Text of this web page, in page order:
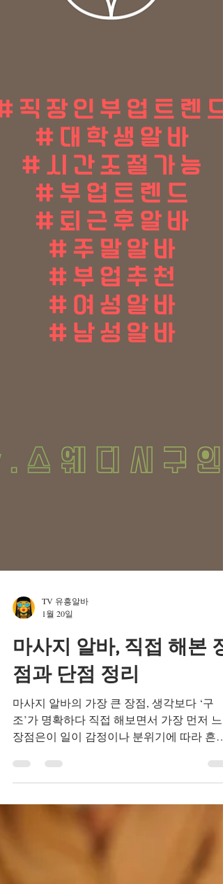
리가 진행되는 시간에 수입이 집중되는 구조
을 때도 계속 대기해야 합니다. 하지만 스웨
시 알바는 예약 중심 운영 이기 때문에 불필
한 대기 시간이 상대적으로 적은 편입니다. ✔
일하는 시간 = 수입이 발생하는 시간이 구조
가 유지되면서, 시간 대비 효율이 높아집니
스웨디시 알바 3. 저녁·야간 시간대 수요 집중
스웨디시 알바는 수요가 주로 저녁과 야간 시
간대 에 몰립니다. 이 시간대는 일반 알바
TV 유흥알바
마사지 알바, 직접 해본 장
점과 단점 정리
조’가 명확하다 직접 해보면서 가장 먼저 느
장점은이 일이 감정이나 분위기에 따라 흔들